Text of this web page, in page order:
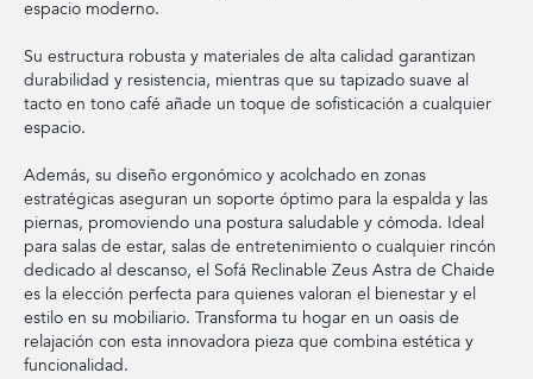
espacio moderno.
Su estructura robusta y materiales de alta calidad garantizan
durabilidad y resistencia, mientras que su tapizado suave al
tacto en tono café añade un toque de sofisticación a cualquier
espacio.
Además, su diseño ergonómico y acolchado en zonas
estratégicas aseguran un soporte óptimo para la espalda y las
piernas, promoviendo una postura saludable y cómoda. Ideal
para salas de estar, salas de entretenimiento o cualquier rincón
dedicado al descanso, el Sofá Reclinable Zeus Astra de Chaide
es la elección perfecta para quienes valoran el bienestar y el
estilo en su mobiliario. Transforma tu hogar en un oasis de
relajación con esta innovadora pieza que combina estética y
funcionalidad.